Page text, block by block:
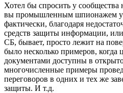
Хотел бы спросить у сообщества
вы промышленным шпионажем
фактически, благодаря
средств защиты информации,
СБ, бывает, просто лежит на
было несколько примеров, когда
документами доступны в
многочисленные примеры
переговоров в одних и тех же
защиты. И т.д.